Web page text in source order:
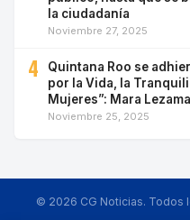
la ciudadanía
Noviembre 27, 2025
4
Quintana Roo se
por la Vida, la
Mujeres”: Mara Lezama
Noviembre 25, 2025
© 2026 CG Noticias. Todos